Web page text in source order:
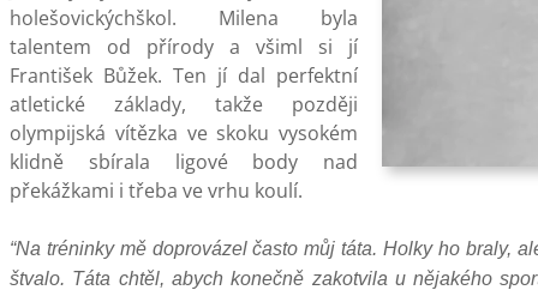
holešovickýchškol. Milena byla
talentem od přírody a všiml si jí
František Bůžek. Ten jí dal perfektní
atletické základy, takže později
olympijská vítězka ve skoku vysokém
klidně sbírala ligové body nad
překážkami i třeba ve vrhu koulí.
“Na tréninky mě doprovázel často můj táta. Holky ho braly,
štvalo. Táta chtěl, abych konečně zakotvila u nějakého